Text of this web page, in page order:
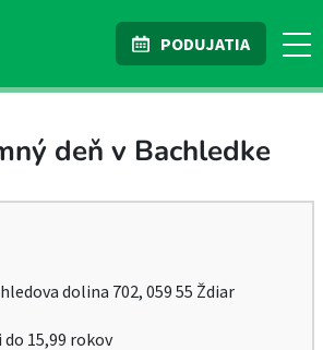
PODUJATIA
deň v Bachledke
dolina 702, 059 55 Ždiar
15,99 rokov